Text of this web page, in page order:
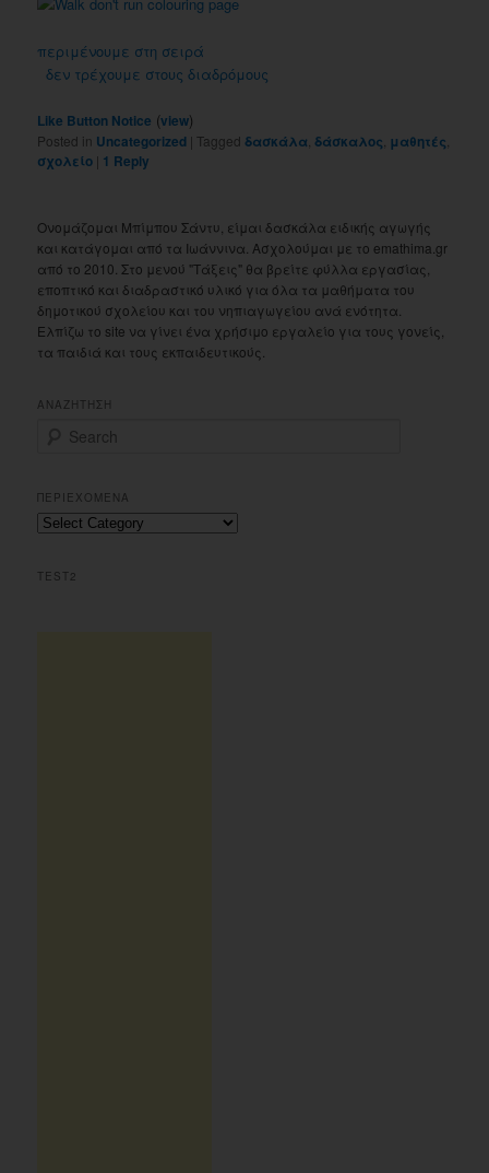
περιμένουμε στη σειρά
δεν τρέχουμε στους διαδρόμους
Like Button Notice (view)
Posted in Uncategorized | Tagged δασκάλα ,δάσκαλος μαθητές
σχολείο | 1 Reply
Ονομάζομαι Μπίμπου Σάντυ, είμαι δασκάλα ειδικής αγωγής
και κατάγομαι από τα Ιωάννινα. Ασχολούμαι με το emathima.gr
από το 2010. Στο μενού "Τάξεις" θα βρείτε φύλλα εργασίας,
εποπτικό και διαδραστικό υλικό για όλα τα μαθήματα του
δημοτικού σχολείου και του νηπιαγωγείου ανά ενότητα.
Ελπίζω το site να γίνει ένα χρήσιμο εργαλείο για τους γονείς,
τα παιδιά και τους εκπαιδευτικούς.
ΑΝΑΖΗΤΗΣΗ
r
c
h
ΠΕΡΙΕΧΟΜΕΝΑ
Περιεχομενα
TEST2